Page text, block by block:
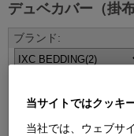
デュベカバー（掛
当サイトではクッキ
当社では、ウェブサ